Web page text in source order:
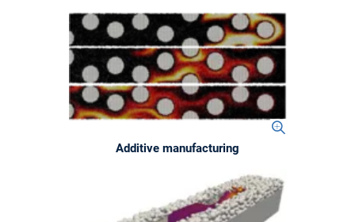
Additive manufacturing